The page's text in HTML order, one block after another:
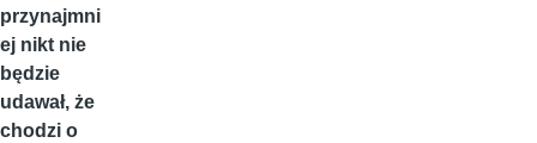
przynajmni
ej nikt nie
będzie
udawał, że
chodzi o